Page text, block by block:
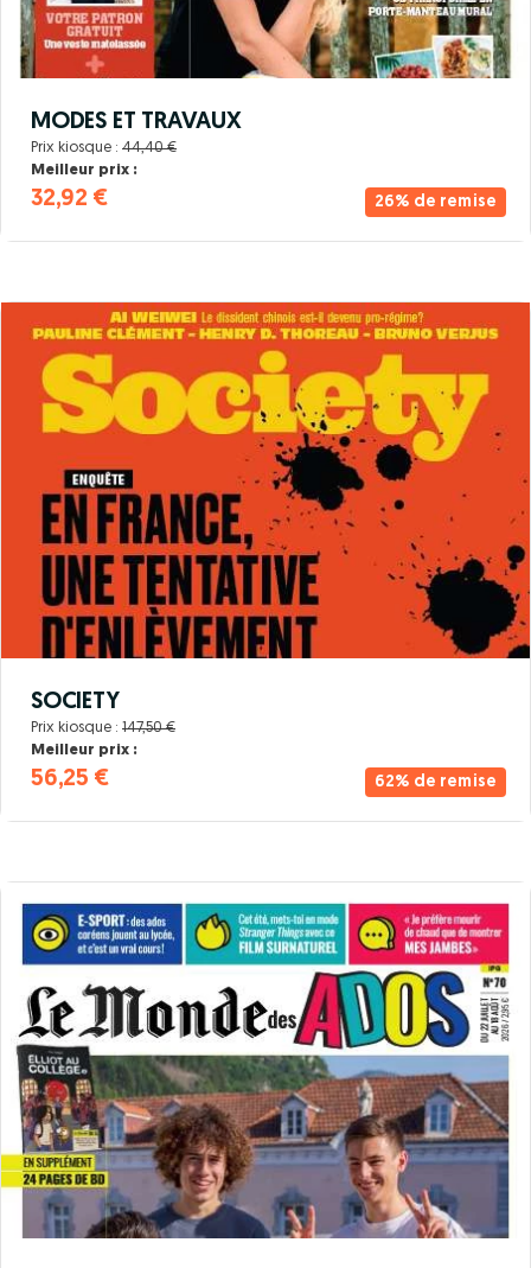
26% de remise
MODES ET TRAVAUX
Prix kiosque : 44,40 €
Meilleur prix :
32,92 €
62% de remise
SOCIETY
Prix kiosque : 147,50 €
Meilleur prix :
56,25 €